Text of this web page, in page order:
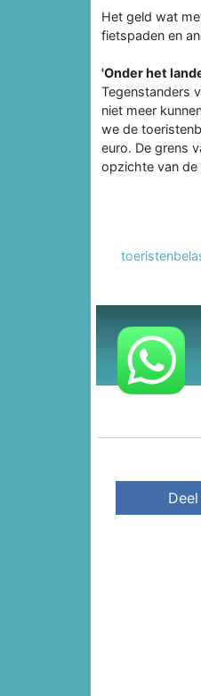
Het geld wat
fietspaden en
'Onder het
Tegenstanders
niet meer
we de
euro. De grens
opzichte van de